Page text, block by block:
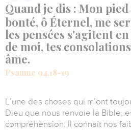
Quand je dis : Mon
bonté, ô Éternel, me
les pensées s'agitent
de moi, tes
âme.
Psaume 94.18-19
L’une des choses qui m’ont
Dieu que nous renvoie la Bible,
compréhension.
Il connaît nos